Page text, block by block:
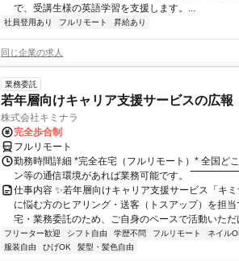
で、受講生様の英語学習を支援します。...
社員登用あり フルリモート 昇給あり
同じ企業の求人
業務委託
若年層向けキャリア支援サービスの広報
株式会社キミナラ
完全歩合制
フルリモート
勤務時間詳細 *完全在宅（フルリモート）* 全国ど
ン等の通信環境があれば業務可能です。
仕事内容 ✨若年層向けキャリア支援サービス「キ
に悩む方のヒアリング・送客（トスアップ）を担
宅・業務委託のため、ご自身のペースで活動いただ
フリーター歓迎 シフト自由 学歴不問 フルリモート ネイル
服装自由
ひげOK 髪型・髪色自由